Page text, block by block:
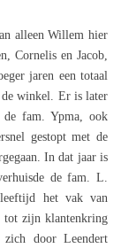
alleen Willem hier
Cornelis en Jacob,
jaren een totaal
de winkel. Er is later
de fam. Ypma, ook
gestopt met de
In dat jaar is
de fam. L.
het vak van
tot zijn klantenkring
zich door Leendert